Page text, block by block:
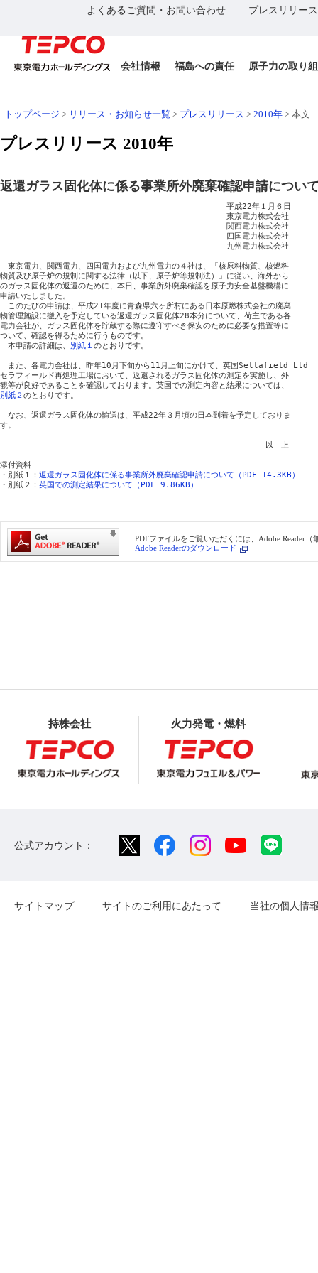
よくあるご質問・お問い合わせ プレスリリー
会社情報 福島への責任 原子力の取り
トップページ > リリース・お知らせ一覧 > プレスリリース > 2010年 > 本文
プレスリリース 2010年
返還ガラス固化体に係る事業所外廃棄確認申請につい
平成22年１月６日
東京電力株式会社
関西電力株式会社
四国電力株式会社
九州電力株式会社
東京電力、関西電力、四国電力および九州電力の４社は、「核原料物質、核燃料
物質及び原子炉の規制に関する法律（以下、原子炉等規制法）」に従い、海外から
のガラス固化体の返還のために、本日、事業所外廃棄確認を原子力安全基盤機構に
申請いたしました。
このたびの申請は、平成21年度に青森県六ヶ所村にある日本原燃株式会社の廃棄
物管理施設に搬入を予定している返還ガラス固化体28本分について、荷主である各
電力会社が、ガラス固化体を貯蔵する際に遵守すべき保安のために必要な措置等に
ついて、確認を得るために行うものです。
本申請の詳細は、 別紙１のとおりです。
また、各電力会社は、昨年10月下旬から11月上旬にかけて、英国Sellafield Ltd
セラフィールド再処理工場において、返還されるガラス固化体の測定を実施し、外
別紙２のとおりです。
なお、返還ガラス固化体の輸送は、平成22年３月頃の日本到着を予定しておりま
す。
以　上
添付資料
・別紙１： 返還ガラス固化体に係る事業所外廃棄確認申請について（PDF 14.3KB）
・別紙２： 英国での測定結果について（PDF 9.86KB）
PDFファイルをご覧いただくには、Adobe Reader（
Adobe Readerのダウンロード
持株会社 火力発電・燃料
公式アカウント：
サイトマップ サイトのご利用にあたって 当社の個人情